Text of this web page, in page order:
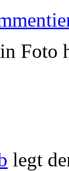
Foto
legt